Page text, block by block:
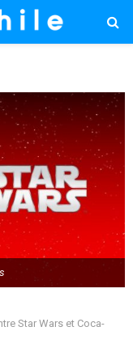
Star Wars et Coca-